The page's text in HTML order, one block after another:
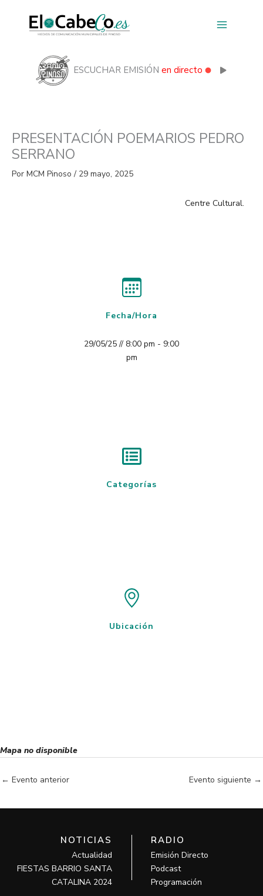
contenido
ESCUCHAR EMISIÓN en directo
PRESENTACIÓN POEMARIOS PEDRO
SERRANO
Por MCM Pinoso / 29 mayo, 2025
Centre Cultural.
Fecha/Hora
29/05/25 // 8:00 pm - 9:00
pm
Categorías
Ubicación
Mapa no disponible
← Evento anterior Evento siguiente →
NOTICIAS
Actualidad
FIESTAS BARRIO SANTA
CATALINA 2024
RADIO
Emisión Directo
Podcast
Programación